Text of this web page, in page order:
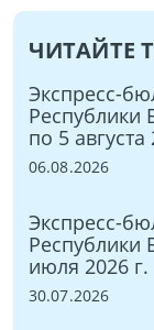
ЧИТАЙТЕ
Экспресс-
Республики
по 5 августа
06.08.2026
Экспресс-
Республики
июля 2026 г.
30.07.2026